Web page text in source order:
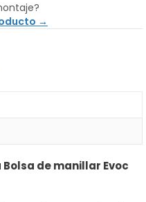
→
de manillar Evoc